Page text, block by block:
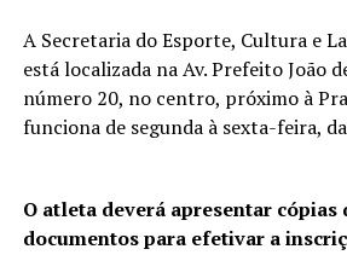
A Secretaria do Esporte, Cultura e
está localizada na Av. Prefeito João
número 20, no centro, próximo à
funciona de segunda à sexta-feira,
O atleta deverá apresentar cópias
documentos para efetivar a